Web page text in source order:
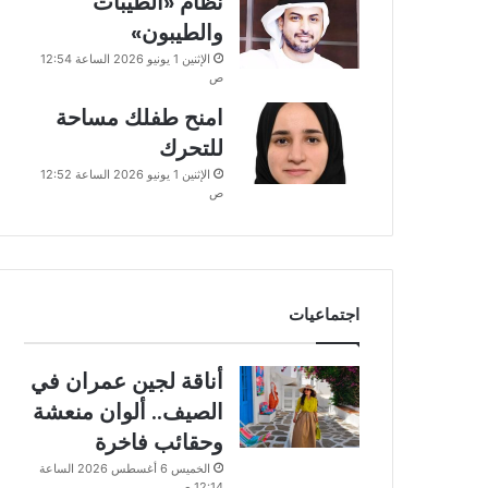
والطيبون»
الإثنين 1 يونيو 2026 الساعة 12:54
ص
امنح طفلك مساحة
للتحرك
الإثنين 1 يونيو 2026 الساعة 12:52
ص
اجتماعيات
أناقة لجين عمران في
الصيف.. ألوان منعشة
وحقائب فاخرة
الخميس 6 أغسطس 2026 الساعة